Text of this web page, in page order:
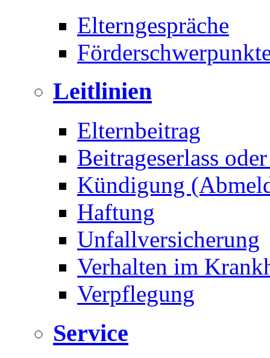
Elterngespräche
Leitlinien
Elternbeitrag
Beitrageserlass
Kündigung
Haftung
Unfallversicherung
Verhalten im
Verpflegung
Service